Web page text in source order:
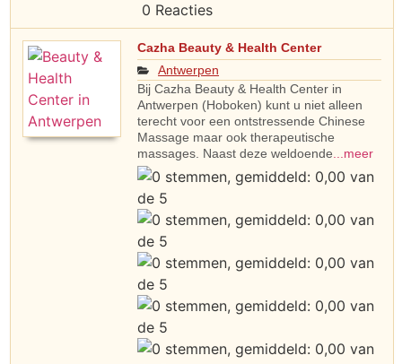
0 Reacties
Cazha Beauty & Health Center
Antwerpen
Bij Cazha Beauty & Health Center in
Antwerpen (Hoboken) kunt u niet alleen
terecht voor een ontstressende Chinese
Massage maar ook therapeutische
massages. Naast deze weldoende...meer